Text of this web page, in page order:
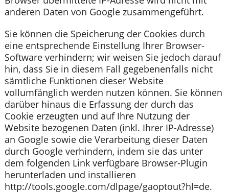
anderen Daten von Google zusammengeführt.
Sie können die Speicherung der Cookies durch
eine entsprechende Einstellung Ihrer Browser-
Software verhindern; wir weisen Sie jedoch darauf
hin, dass Sie in diesem Fall gegebenenfalls nicht
sämtliche Funktionen dieser Website
vollumfänglich werden nutzen können. Sie können
darüber hinaus die Erfassung der durch das
Cookie erzeugten und auf Ihre Nutzung der
Website bezogenen Daten (inkl. Ihrer IP-Adresse)
an Google sowie die Verarbeitung dieser Daten
durch Google verhindern, indem sie das unter
dem folgenden Link verfügbare Browser-Plugin
herunterladen und installieren
http://tools.google.com/dlpage/gaoptout?hl=de.